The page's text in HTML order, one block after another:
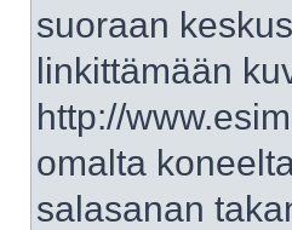
suoraan
linkittämään
http://
omalta
salasanan